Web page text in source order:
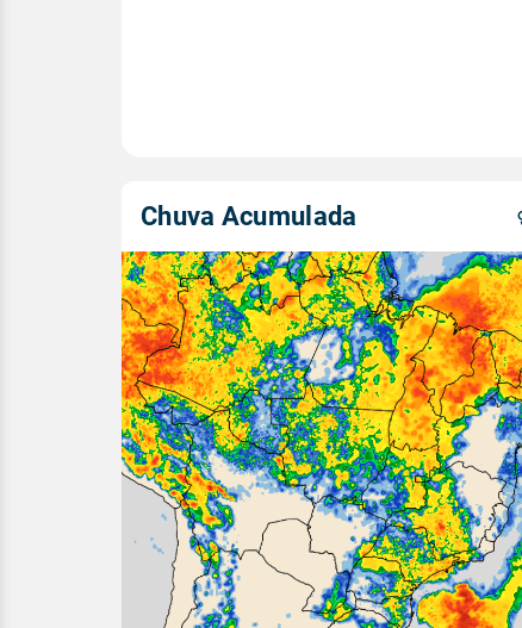
Chuva Acumulada